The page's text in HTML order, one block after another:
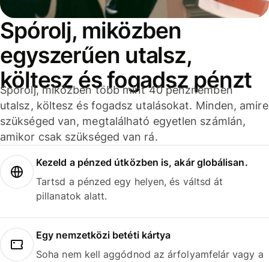
Spórolj, miközben
egyszerűen utalsz,
költesz és fogadsz pénzt
Spórolj, miközben több mint 40 pénznemben
utalsz, költesz és fogadsz utalásokat. Minden, amire
szükséged van, megtalálható egyetlen számlán,
amikor csak szükséged van rá.
Kezeld a pénzed útközben is, akár globálisan.
Tartsd a pénzed egy helyen, és váltsd át
pillanatok alatt.
Egy nemzetközi betéti kártya
Soha nem kell aggódnod az árfolyamfelár vagy a